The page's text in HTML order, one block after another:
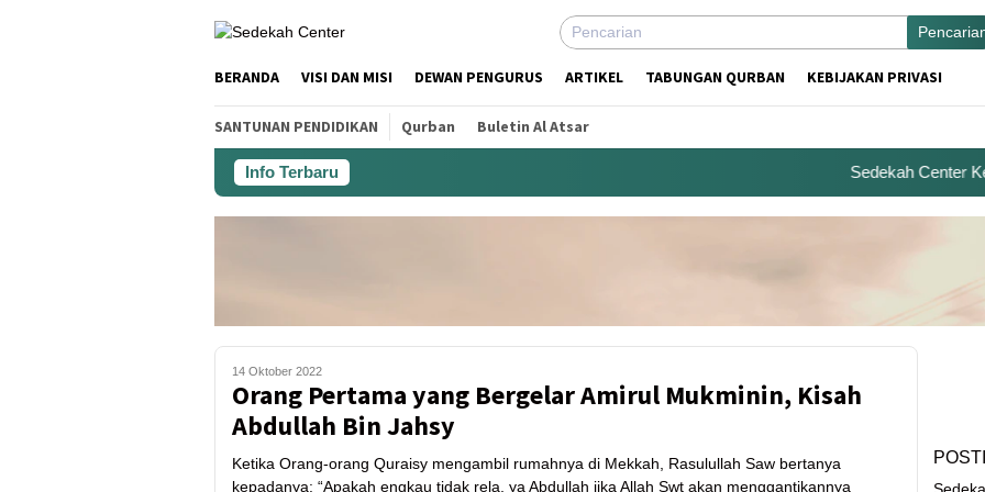
BERANDA VISI DAN MISI DEWAN PENGURUS ARTIKEL TABUNGAN QURBAN KEBIJAKAN PRIVASI
SANTUNAN PENDIDIKAN Qurban Buletin Al Atsar
Info Terbaru Sedekah Center
14 Oktober 2022
Orang Pertama yang Bergelar Amirul Mukminin, Kisah
Abdullah Bin Jahsy
Ketika Orang-orang Quraisy mengambil rumahnya di Mekkah, Rasulullah Saw bertanya
kepadanya: “Apakah engkau tidak rela, ya Abdullah jika Allah Swt akan menggantikannya